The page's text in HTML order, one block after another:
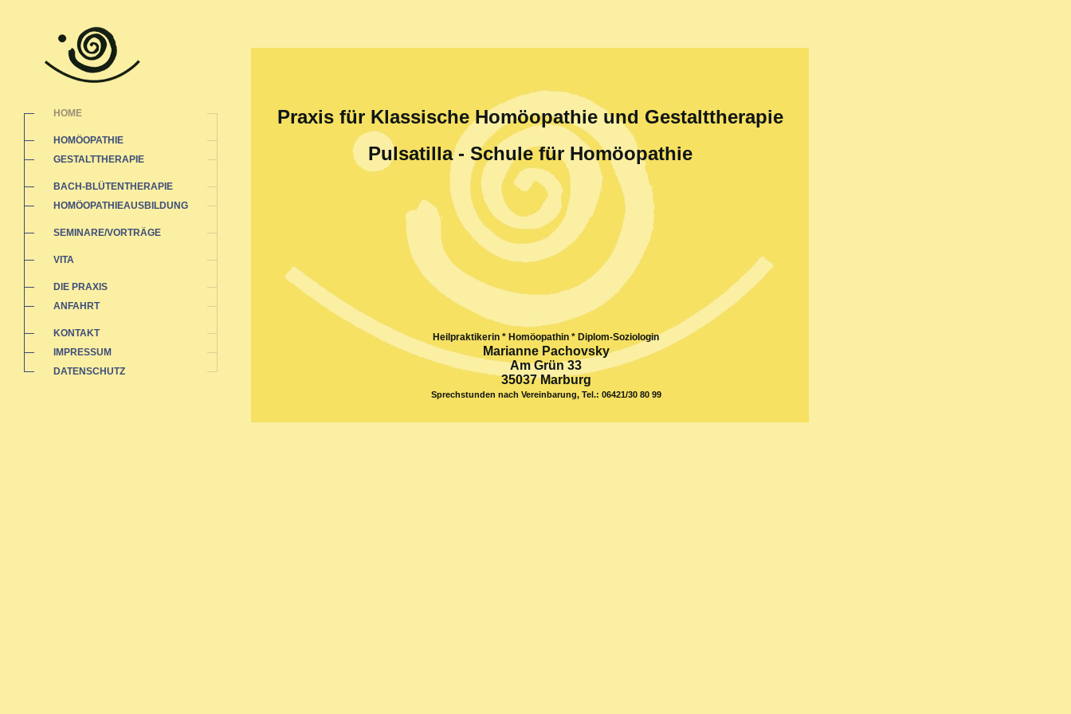
HOME
HOMÖOPATHIE
GESTALTTHERAPIE
BACH-BLÜTENTHERAPIE
HOMÖOPATHIEAUSBILDUNG
SEMINARE/VORTRÄGE
VITA
DIE PRAXIS
ANFAHRT
KONTAKT
IMPRESSUM
DATENSCHUTZ
Praxis für Klassische Homöopathie und Gestalttherapie
Pulsatilla - Schule für Homöopathie
Heilpraktikerin * Homöopathin * Diplom-Soziologin
Marianne Pachovsky
Am Grün 33
35037 Marburg
Sprechstunden nach Vereinbarung, Tel.: 06421/30 80 99